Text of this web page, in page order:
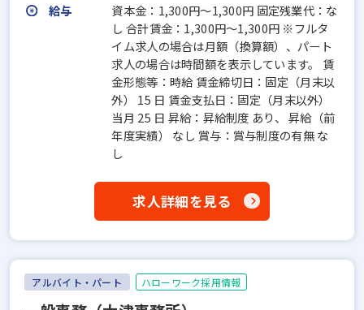
給与
資本金：1,300円〜1,300円 固定残業代：な
し 合計賃金：1,300円～1,300円 ※フルタ
イム求人の場合は月額（換算額）、パート
求人の場合は時間額を表示しています。 賃
金形態等：時給 賃金締切日：固定（月末以
外） 15 日 賃金支払日：固定（月末以外）
当月 25 日 昇給：昇給制度 あり、 昇給（前
年度実績） なし 賞与：賞与制度の有無 な
し
求人詳細を見る
アルバイト・パート ハローワーク採用情報